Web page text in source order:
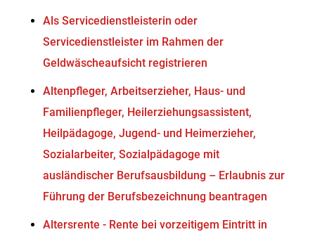
Als Servicedienstleisterin oder
Servicedienstleister im Rahmen der
Geldwäscheaufsicht registrieren
Altenpfleger, Arbeitserzieher, Haus- und
Familienpfleger, Heilerziehungsassistent,
Heilpädagoge, Jugend- und Heimerzieher,
Sozialarbeiter, Sozialpädagoge mit
ausländischer Berufsausbildung – Erlaubnis zur
Führung der Berufsbezeichnung beantragen
Altersrente - Rente bei vorzeitigem Eintritt in